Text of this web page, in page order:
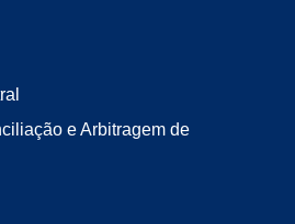
e Arbitragem de